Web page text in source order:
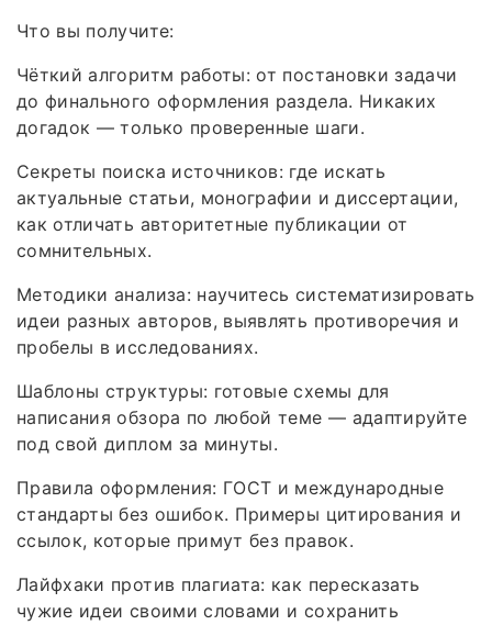
Что вы получите:
Чёткий алгоритм работы: от постановки задачи
до финального оформления раздела. Никаких
догадок — только проверенные шаги.
Секреты поиска источников: где искать
актуальные статьи, монографии и диссертации,
как отличать авторитетные публикации от
сомнительных.
Методики анализа: научитесь систематизировать
идеи разных авторов, выявлять противоречия и
пробелы в исследованиях.
Шаблоны структуры: готовые схемы для
написания обзора по любой теме — адаптируйте
под свой диплом за минуты.
Правила оформления: ГОСТ и международные
стандарты без ошибок. Примеры цитирования и
ссылок, которые примут без правок.
Лайфхаки против плагиата: как пересказать
чужие идеи своими словами и сохранить